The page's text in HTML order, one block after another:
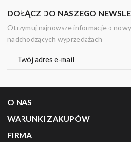
DOŁĄCZ DO NASZEGO
Otrzymuj najnowsze informacje o
nadchodzących wyprzedażach
O NAS
WARUNKI ZAKUPÓW
FIRMA